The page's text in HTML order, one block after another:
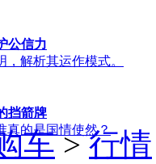
公信力
解析其运作模式。
挡箭牌
真的是国情使然？
车>行情